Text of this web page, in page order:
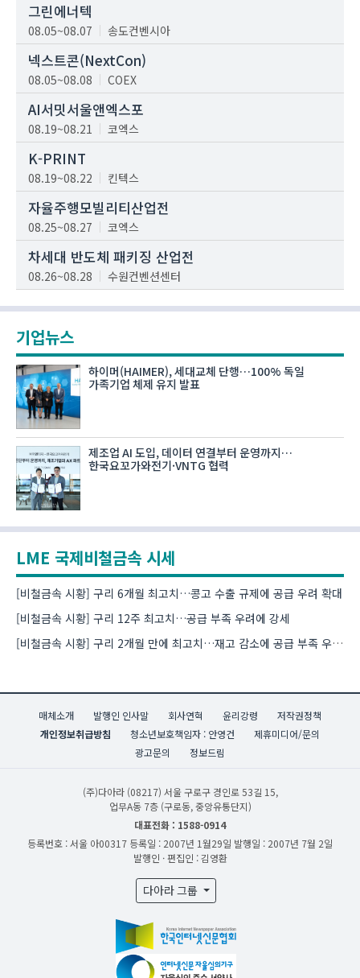
그린에너텍
08.05~08.07 송도컨벤시아
넥스트콘(NextCon)
08.05~08.08 COEX
AI서밋서울앤엑스포
08.19~08.21 코엑스
K-PRINT
08.19~08.22 킨텍스
자율주행모빌리티산업전
08.25~08.27 코엑스
차세대 반도체 패키징 산업전
08.26~08.28 수원컨벤션센터
기업뉴스
하이머(HAIMER), 세대교체 단행…100% 독일
가족기업 체제 유지 발표
제조업 AI 도입, 데이터 연결부터 운영까지…
한국요꼬가와전기·VNTG 협력
LME 국제비철금속 시세
[비철금속 시황] 구리 6개월 최고치…콩고 수출 규제에 공급 우려 확대
[비철금속 시황] 구리 12주 최고치…공급 부족 우려에 강세
[비철금속 시황] 구리 2개월 만에 최고치…재고 감소에 공급 부족 우려 확대
매체소개 발행인 인사말 회사연혁 윤리강령
저작권정책
개인정보취급방침
청소년보호책임자 : 안영건
제휴미디어/문의
광고문의
정보드림
(주)다아라 (08217) 서울 구로구 경인로 53길 15,
업무A동 7층 (구로동, 중앙유통단지)
대표전화 : 1588-0914
등록번호 : 서울 아00317 등록일 : 2007년 1월29일 발행일 : 2007년 7월 2일
발행인 · 편집인 : 김영환
다아라 그룹